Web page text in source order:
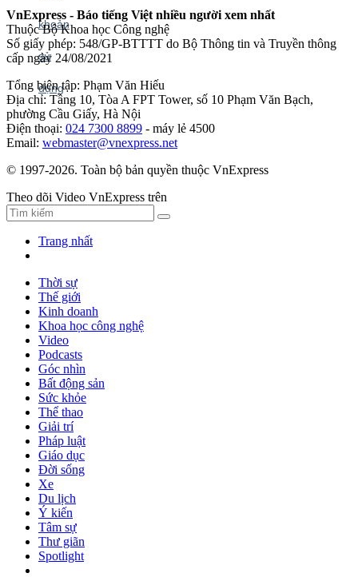
VnExpress - Báo tiếng Việt nhiều người xem nhất
Thuộc Bộ Khoa học Công nghệ
Số giấy phép: 548/GP-BTTTT do Bộ Thông tin và Truyền thông
cấp ngày 24/08/2021
Tổng biên tập: Phạm Văn Hiếu
Địa chỉ: Tầng 10, Tòa A FPT Tower, số 10 Phạm Văn Bạch,
phường Cầu Giấy, Hà Nội
Điện thoại: 024 7300 8899 - máy lẻ 4500
Email: webmaster@vnexpress.net
© 1997-2026. Toàn bộ bản quyền thuộc VnExpress
Theo dõi Video VnExpress trên
Trang nhất
Thời sự
Thế giới
Kinh doanh
Khoa học công nghệ
Video
Podcasts
Góc nhìn
Bất động sản
Sức khỏe
Thể thao
Giải trí
Pháp luật
Giáo dục
Đời sống
Xe
Du lịch
Ý kiến
Tâm sự
Thư giãn
Spotlight